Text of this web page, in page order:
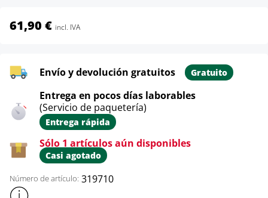
61,90 € incl. IVA
Envío y devolución gratuitos Gratuito
Entrega en pocos días laborables
(Servicio de paquetería)
Entrega rápida
Sólo 1 artículos aún disponibles
Casi agotado
Número de artículo: 319710
Mostrar más información sobre el producto